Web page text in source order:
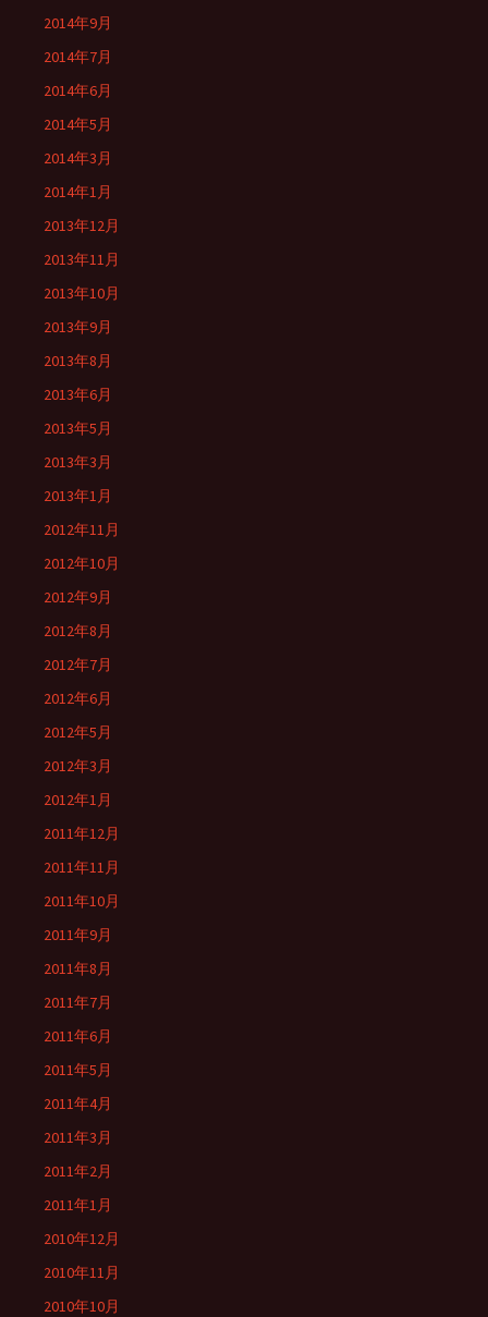
2014年9月
2014年7月
2014年6月
2014年5月
2014年3月
2014年1月
2013年12月
2013年11月
2013年10月
2013年9月
2013年8月
2013年6月
2013年5月
2013年3月
2013年1月
2012年11月
2012年10月
2012年9月
2012年8月
2012年7月
2012年6月
2012年5月
2012年3月
2012年1月
2011年12月
2011年11月
2011年10月
2011年9月
2011年8月
2011年7月
2011年6月
2011年5月
2011年4月
2011年3月
2011年2月
2011年1月
2010年12月
2010年11月
2010年10月